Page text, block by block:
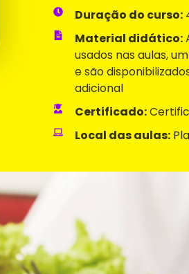
Duração do curso:
Material didático:
usados nas aulas,
e são
adicional
Certificado:
Local das aulas: